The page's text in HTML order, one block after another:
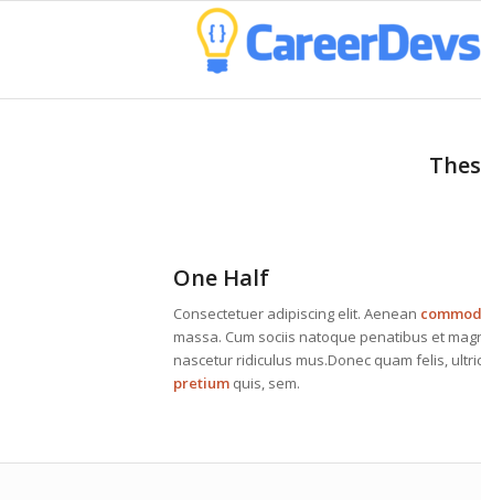
One Half
Consectetuer adipiscing elit. Aenean
massa. Cum sociis natoque penatibus et
nascetur ridiculus mus.Donec quam felis,
pretium quis, sem.